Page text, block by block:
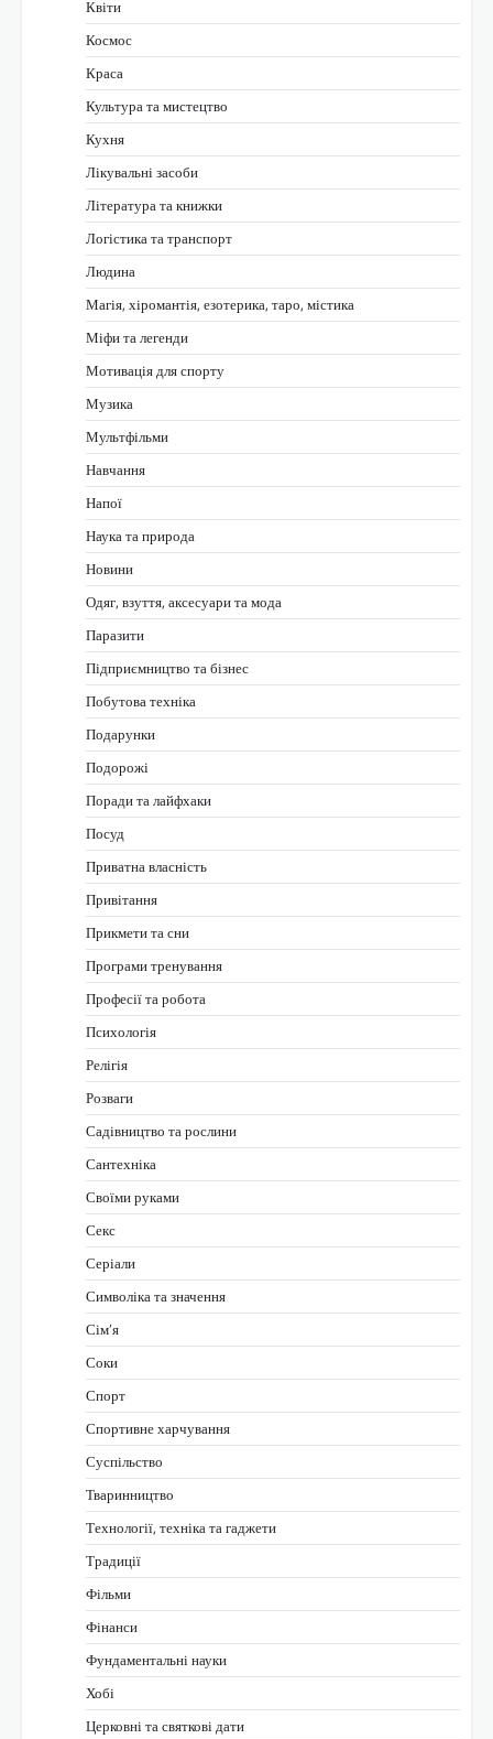
Квіти
Космос
Краса
Культура та мистецтво
Кухня
Лікувальні засоби
Література та книжки
Логістика та транспорт
Людина
Магія, хіромантія, езотерика, таро, містика
Міфи та легенди
Мотивація для спорту
Музика
Мультфільми
Навчання
Напої
Наука та природа
Новини
Одяг, взуття, аксесуари та мода
Паразити
Підприємництво та бізнес
Побутова техніка
Подарунки
Подорожі
Поради та лайфхаки
Посуд
Приватна власність
Привітання
Прикмети та сни
Програми тренування
Професії та робота
Психологія
Релігія
Розваги
Садівництво та рослини
Сантехніка
Своїми руками
Секс
Серіали
Символіка та значення
Сім’я
Соки
Спорт
Спортивне харчування
Суспільство
Тваринництво
Технології, техніка та гаджети
Традиції
Фільми
Фінанси
Фундаментальні науки
Хобі
Церковні та святкові дати